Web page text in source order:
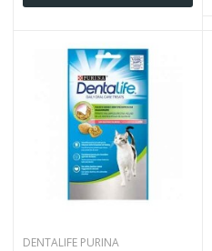
DENTALIFE PURINA